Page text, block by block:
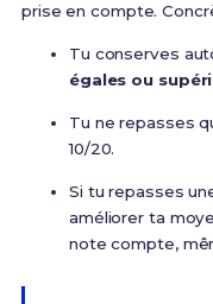
prise en compte.
Tu conserves
égales ou
Tu ne repasses
10/20.
Si tu repasses
améliorer ta
note compte,